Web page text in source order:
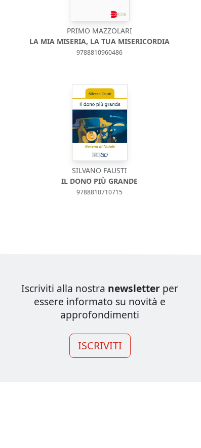
PRIMO MAZZOLARI
LA MIA MISERIA, LA TUA MISERICORDIA
9788810960486
SILVANO FAUSTI
IL DONO PIÙ GRANDE
9788810710715
Iscriviti alla nostra newsletter per
essere informato su novità e
approfondimenti
ISCRIVITI